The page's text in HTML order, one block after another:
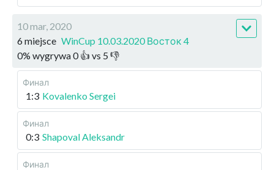
10 mar, 2020
6 miejsce WinCup 10.03.2020 Восток 4
0% wygrywa0👍 vs 5 👎
Финал
1:3 Kovalenko Sergei
Финал
0:3 Shapoval Aleksandr
Финал